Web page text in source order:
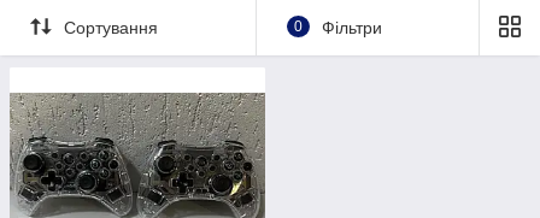
Сортування 0 Фільтри